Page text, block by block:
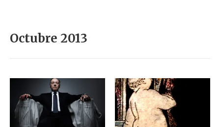
Octubre 2013